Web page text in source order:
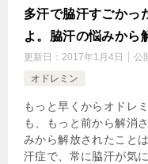
多汗で脇汗すごかっ
よ。脇汗の悩みから
更新日： 2017年1月4日 公
オドレミン
もっと早くからオドレ
も、もっと前から解消
みから解放されたこと
汗症で、常に脇汗が気